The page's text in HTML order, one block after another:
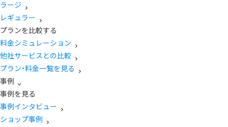
ラージ
レギュラー
プランを比較する
料金シミュレーション
他社サービスとの比較
プラン・料金一覧を見る
事例
事例を見る
事例インタビュー
ショップ事例